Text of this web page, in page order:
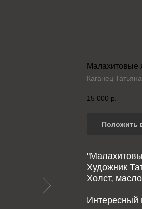
Малахитовые
Каганец Татьяна
15 000 р.
Положить
Художник
Холст,
Интересный